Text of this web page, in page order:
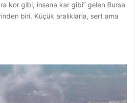
kor gibi, insana kar gibi” gelen Bursa
biri. Küçük aralıklarla, sert ama